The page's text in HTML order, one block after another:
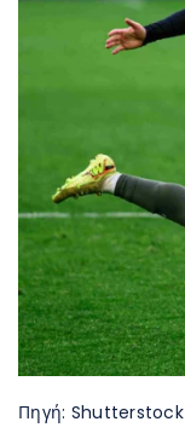
Πηγή: Shutterstock